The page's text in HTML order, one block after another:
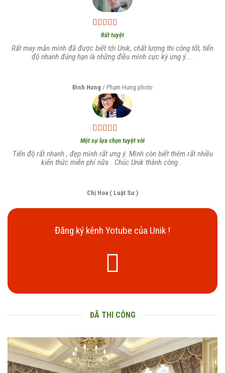
Rất tuyệt
Rất may mắn mình đã được biết tới Unik, chất lượng thi công tốt, tiến
độ nhanh đúng hạn là những điều mình cực kỳ ưng ý....
Đình Hưng / Phạm Hưng photo
Một sự lựa chọn tuyệt vời
Tiến độ rất nhanh , đẹp mình rất ưng ý. Mình còn biết thêm rất nhiều
kiến thức miễn phí nữa . Chúc Unik thành công .
Chị Hoa ( Luật Sư )
Đăng ký kênh Yotube của Unik !
ĐÃ THI CÔNG